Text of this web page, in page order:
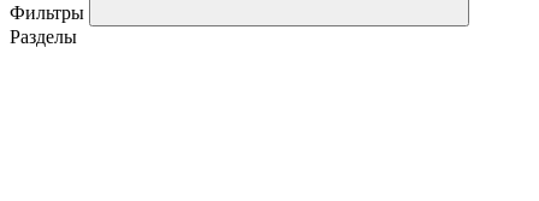
Фильтры
Разделы